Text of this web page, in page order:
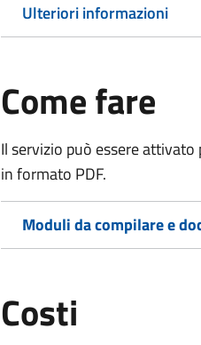
Ulteriori informazioni
Come fare
Il servizio può essere
in formato PDF.
Moduli da compilare e
Costi